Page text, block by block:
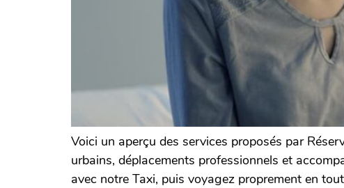
Voici un aperçu des services proposés par
urbains, déplacements professionnels et
avec notre Taxi, puis voyagez proprement en